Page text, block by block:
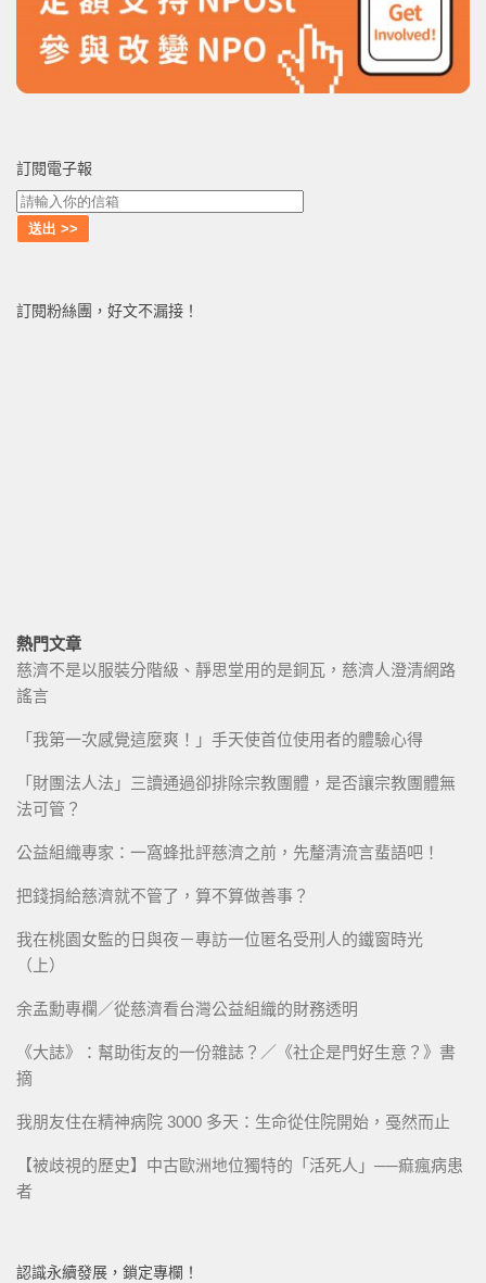
訂閱電子報
訂閱粉絲團，好文不漏接！
熱門文章
慈濟不是以服裝分階級、靜思堂用的是銅瓦，慈濟人澄清網路
謠言
「我第一次感覺這麼爽！」手天使首位使用者的體驗心得
「財團法人法」三讀通過卻排除宗教團體，是否讓宗教團體無
法可管？
公益組織專家：一窩蜂批評慈濟之前，先釐清流言蜚語吧！
把錢捐給慈濟就不管了，算不算做善事？
我在桃園女監的日與夜－專訪一位匿名受刑人的鐵窗時光
（上）
余孟勳專欄／從慈濟看台灣公益組織的財務透明
《大誌》：幫助街友的一份雜誌？／《社企是門好生意？》書
摘
我朋友住在精神病院 3000 多天：生命從住院開始，戞然而止
【被歧視的歷史】中古歐洲地位獨特的「活死人」──痲瘋病患
者
認識永續發展，鎖定專欄！